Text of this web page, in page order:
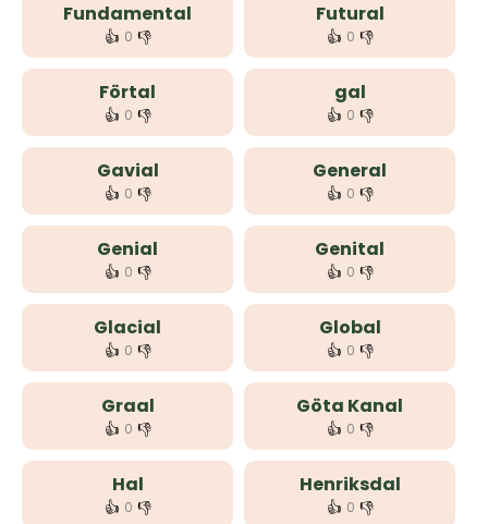
Fundamental
👍 0 👎
Futural
👍 0 👎
Förtal
👍 0 👎
gal
👍 0 👎
Gavial
👍 0 👎
General
👍 0 👎
Genial
👍 0 👎
Genital
👍 0 👎
Glacial
👍 0 👎
Global
👍 0 👎
Graal
👍 0 👎
Göta Kanal
👍 0 👎
Hal
👍 0 👎
Henriksdal
👍 0 👎